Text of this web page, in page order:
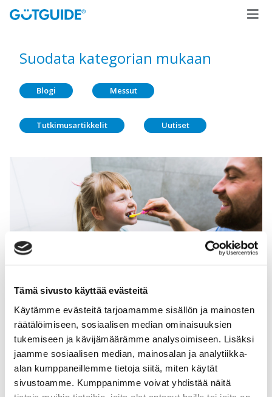
Tämä sivusto käyttää evästeitä
Käytämme evästeitä tarjoamamme sisällön ja mainosten
räätälöimiseen, sosiaalisen median ominaisuuksien
tukemiseen ja kävijämäärämme analysoimiseen. Lisäksi
jaamme sosiaalisen median, mainosalan ja analytiikka-
alan kumppaneillemme tietoja siitä, miten käytät
sivustoamme. Kumppanimme voivat yhdistää näitä
Suodata kategorian mukaan
Blogi Messut
Tutkimusartikkelit Uutiset
Blogi
Lasten omat hyvät suun ja nielun
suojabakteerit
01.06.2022